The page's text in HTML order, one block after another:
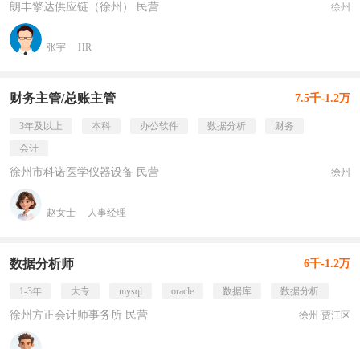
朗丰擎达供应链（徐州） 民营 徐州
张宇 HR
财务主管/总账主管 7.5千-1.2万
3年及以上 本科 办公软件 数据分析
财务
会计
徐州市科诺医学仪器设备 民营 徐州
赵女士 人事经理
数据分析师 6千-1.2万
1-3年 大专 mysql oracle 数据库 数据分析
徐州方正会计师事务所 民营 徐州·贾汪区